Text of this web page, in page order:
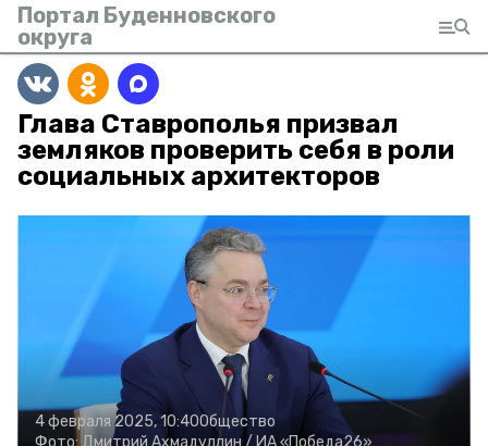
Портал Буденновского
округа
Глава Ставрополья призвал
земляков проверить себя в роли
социальных архитекторов
4 февраля 2025, 10:40Общество
Фото: Дмитрий Ахмадуллин / ИА «Победа26»